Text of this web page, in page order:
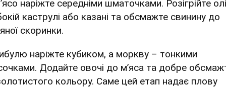
наріжте середніми шматочками. Розігрійте
каструлі або казані та обсмажте свинину до
скоринки.
наріжте кубиком, а моркву – тонкими
Додайте овочі до м’яса та добре
кольору. Саме цей етап надає плову